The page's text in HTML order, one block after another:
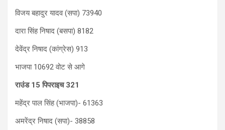
विजय बहादुर यादव (सपा) 73940
दारा सिंह निषाद (बसपा) 8182
देवेंद्र निषाद (कांग्रेस) 913
भाजपा 10692 वोट से आगे
राउंड 15 पिपराइच 321
महेंद्र पाल सिंह (भाजपा)- 61363
अमरेंद्र निषाद (सपा)- 38858